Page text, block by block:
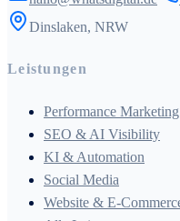
Dinslaken, NRW
Leistungen
Performance Marketing
SEO & AI Visibility
KI & Automation
Social Media
Website & E-